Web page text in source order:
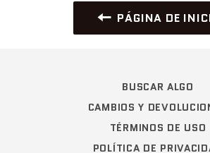
PÁGINA DE
BUSCAR ALGO
CAMBIOS Y
TÉRMINOS DE USO
POLÍTICA DE